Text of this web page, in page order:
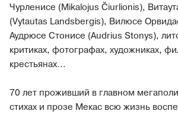
Чурленисе (Mikalojus Čiurlionis),
(Vytautas Landsbergis), Вилюсе
Аудрюсе Стонисе (Audrius Stonys),
критиках, фотографах, художниках,
крестьянах...
70 лет проживший в главном
стихах и прозе Мекас всю жизнь